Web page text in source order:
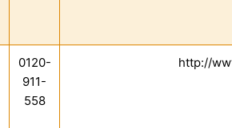
0120-
911-
558
http://